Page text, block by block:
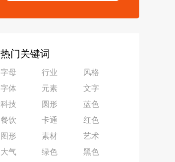
热门关键词
字母 行业
风格
字体
元素
文字
科技
圆形
蓝色
餐饮
卡通
红色
图形
素材
艺术
大气
绿色
黑色